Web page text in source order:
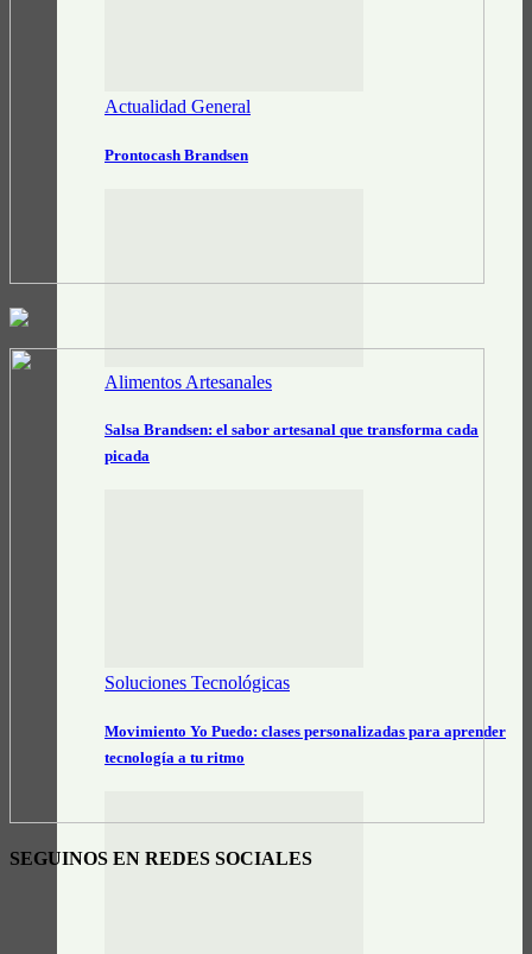
Actualidad General
Prontocash Brandsen
Alimentos Artesanales
Salsa Brandsen: el sabor artesanal que transforma cada
picada
Soluciones Tecnológicas
Movimiento Yo Puedo: clases personalizadas para aprender
tecnología a tu ritmo
SEGUINOS EN REDES SOCIALES